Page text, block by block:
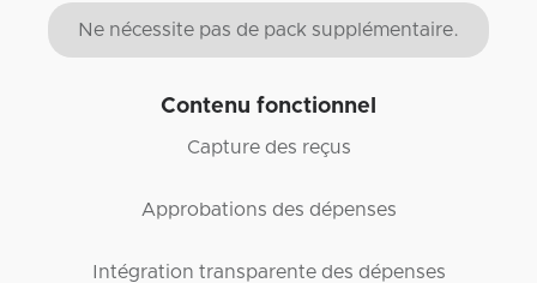
Ne nécessite pas de pack supplémentaire.
Contenu fonctionnel
Capture des reçus
Approbations des dépenses
Intégration transparente des dépenses